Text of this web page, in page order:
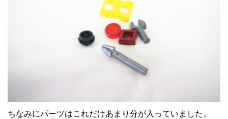
ちなみにパーツはこれだけあまり分が入っていました。